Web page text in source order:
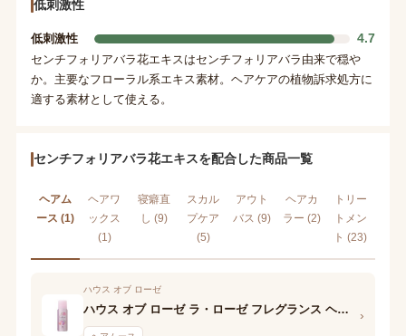
低刺激性
低刺激性 4.7
センチフォリアバラ花エキスはセンチフォリアバラ由来で穏や
か。主要なフローラル系エキス素材。ヘアケアの植物訴求処方に
適する素材として使える。
センチフォリアバラ花エキスを配合した商品一覧
ヘアム
ース (1)
ヘアワ
ックス
(1)
寝癖直
し (9)
スカル
プケア
(5)
アウト
バス (9)
ヘアカ
ラー (2)
トリー
トメン
ト (23)
ハウス オブ ローゼ
ハウス オブ ローゼ ラ・ローゼ フレグランス ヘアフォーム ›